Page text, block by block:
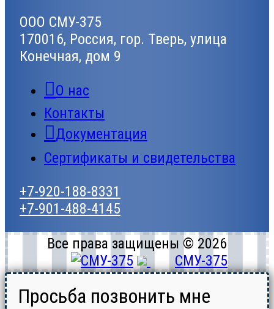
ООО СМУ-375
170016, Россия, гор. Тверь, улица
Конечная, дом 9
О нас
Контакты
Документация
Сертификаты и свидетельства
+7-920-188-8331
+7-901-488-4145
Все права защищены © 2026
СМУ-375
Просьба позвонить мне